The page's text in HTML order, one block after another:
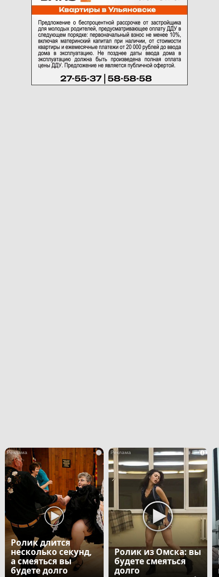
i
Ролик длится
несколько секунд,
а смеяться вы
будете долго
i
Ролик из Омска: вы
будете смеяться
долго